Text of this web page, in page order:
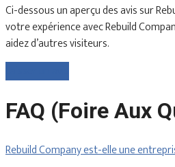
Ci-dessous un aperçu des avis sur
votre expérience avec Rebuild
aidez d’autres visiteurs.
FAQ (Foire Aux
Rebuild Company est-elle une